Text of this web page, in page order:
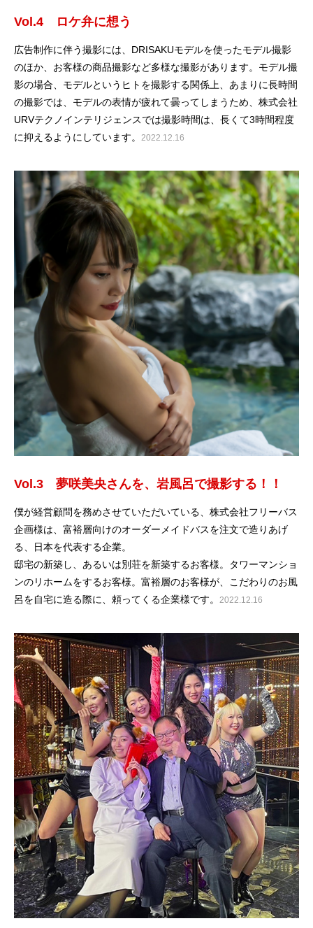
Vol.4 ロケ弁に想う
広告制作に伴う撮影には、DRISAKUモデルを使ったモデル撮影
のほか、お客様の商品撮影など多様な撮影があります。モデル撮
影の場合、モデルというヒトを撮影する関係上、あまりに長時間
の撮影では、モデルの表情が疲れて曇ってしまうため、株式会社
URVテクノインテリジェンスでは撮影時間は、長くて3時間程度
に抑えるようにしています。 2022.12.16
Vol.3 夢咲美央さんを、岩風呂で撮影する！！
僕が経営顧問を務めさせていただいている、株式会社フリーバス
企画様は、富裕層向けのオーダーメイドバスを注文で造りあげ
る、日本を代表する企業。
邸宅の新築し、あるいは別荘を新築するお客様。タワーマンショ
ンのリホームをするお客様。富裕層のお客様が、こだわりのお風
呂を自宅に造る際に、頼ってくる企業様です。 2022.12.16